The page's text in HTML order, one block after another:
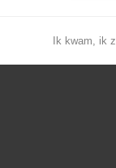
Ik kwam, ik